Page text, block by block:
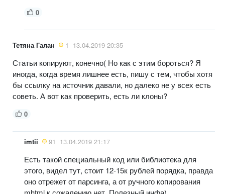
0
Тетяна Галан 1 13.04.2019 20:35
Статьи копируют, конечно( Но как с этим бороться? Я
иногда, когда время лишнее есть, пишу с тем, чтобы хотя
бы ссылку на источник давали, но далеко не у всех есть
советь. А вот как проверить, есть ли клоны?
0
imtii 91 13.04.2019 21:17
Есть такой специальный код или библиотека для
этого, видел тут, стоит 12-15к рублей порядка, правда
оно отрежет от парсинга, а от ручного копирования